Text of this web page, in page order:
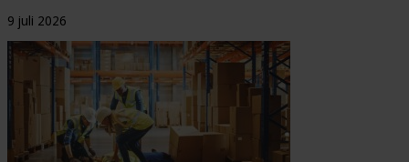
9 juli 2026